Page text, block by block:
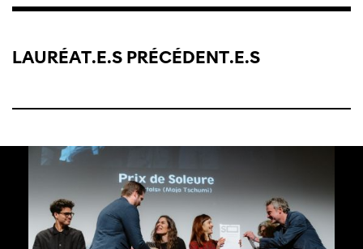
LAURÉAT.E.S PRÉCÉDENT.E.S